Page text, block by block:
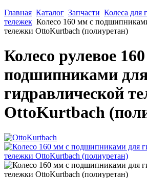
Главная Каталог Запчасти Колеса для
тележек Колесо 160 мм с
тележки OttoKurtbach (полиуретан)
Колесо рулевое
подшипниками
гидравлической
OttoKurtbach